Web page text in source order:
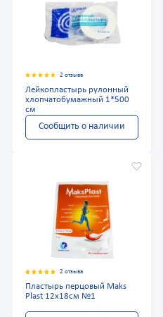
2 отзыва
Лейкопластырь рулонный
хлопчатобумажный 1*500
см
Сообщить о наличии
2 отзыва
Пластырь перцовый Maks
Plast 12х18см №1